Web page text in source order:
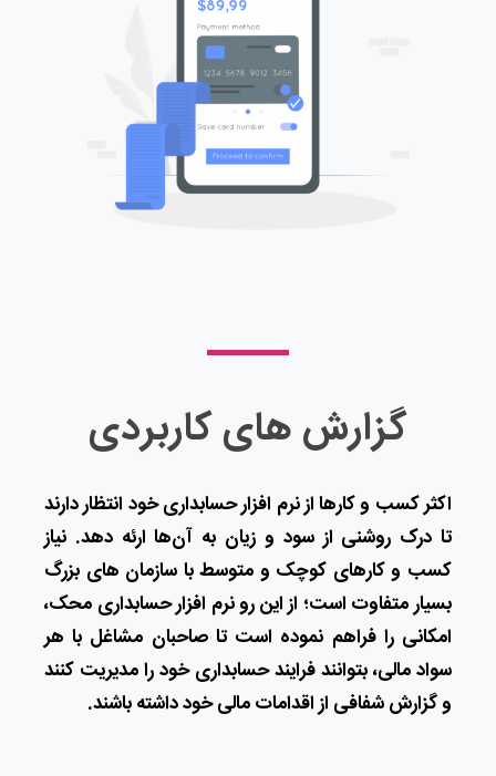
گزارش های کاربردی
اکثر کسب و کارها از نرم افزار حسابداری خود انتظار دارند
تا درک روشنی از سود و زیان به آن‌ها ارئه دهد. نیاز
کسب و کارهای کوچک و متوسط با سازمان های بزرگ
بسیار متفاوت است؛ از این رو نرم افزار حسابداری محک،
امکانی را فراهم نموده است تا صاحبان مشاغل با هر
سواد مالی، بتوانند فرایند حسابداری خود را مدیریت کنند
و گزارش شفافی از اقدامات مالی خود داشته باشند.